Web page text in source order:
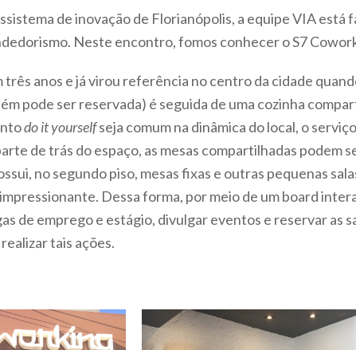
de inovação de Florianópolis, a equipe VIA está
Neste encontro, fomos conhecer o S7
três anos e já virou referência no centro da cidade
pode ser reservada) é seguida de uma cozinha
do it yourselfseja comum na dinâmica do local, o
de trás do espaço, as mesas compartilhadas podem
no segundo piso, mesas fixas e outras pequenas
Dessa forma, por meio de um board
de emprego e estágio, divulgar eventos e reservar as
tais ações.